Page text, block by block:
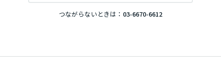
つながらないときは： 03-6670-6612